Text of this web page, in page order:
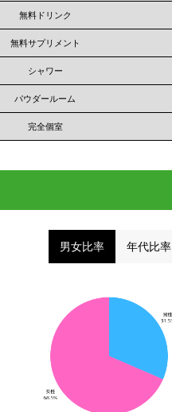
無料ドリンク
無料サプリメント
シャワー
パウダールーム
完全個室
男女比率 年代比率